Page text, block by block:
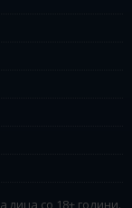
лица со 18+ години.